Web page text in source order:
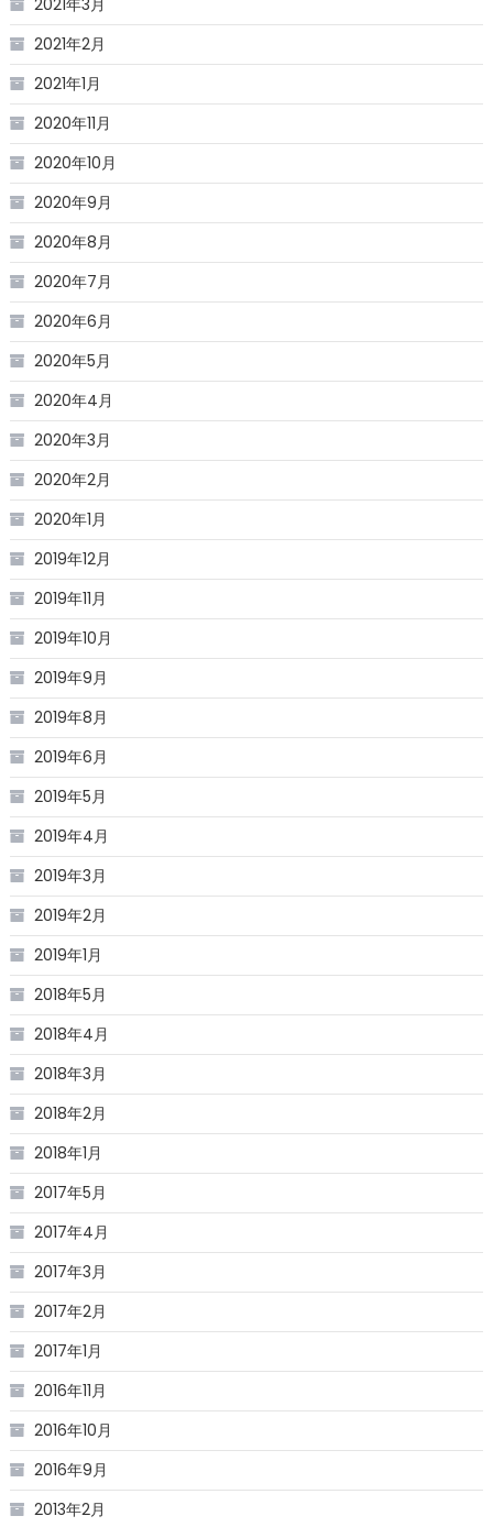
2021年3月
2021年2月
2021年1月
2020年11月
2020年10月
2020年9月
2020年8月
2020年7月
2020年6月
2020年5月
2020年4月
2020年3月
2020年2月
2020年1月
2019年12月
2019年11月
2019年10月
2019年9月
2019年8月
2019年6月
2019年5月
2019年4月
2019年3月
2019年2月
2019年1月
2018年5月
2018年4月
2018年3月
2018年2月
2018年1月
2017年5月
2017年4月
2017年3月
2017年2月
2017年1月
2016年11月
2016年10月
2016年9月
2013年2月